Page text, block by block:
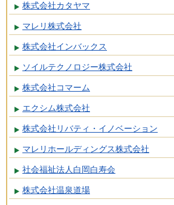
株式会社カタヤマ
マレリ株式会社
株式会社インバックス
ソイルテクノロジー株式会社
株式会社コマーム
エクシム株式会社
株式会社リバティ・イノベーション
マレリホールディングス株式会社
社会福祉法人白岡白寿会
株式会社温泉道場